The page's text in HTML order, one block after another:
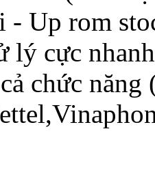
- Up rom
lý cực
chức